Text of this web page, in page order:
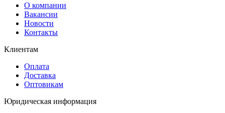
О компании
Вакансии
Новости
Контакты
Клиентам
Оплата
Доставка
Оптовикам
Юридическая информация